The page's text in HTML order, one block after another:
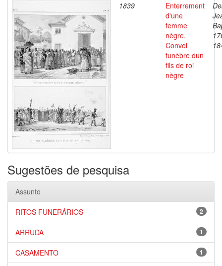
1839
Enterrement
d'une
femme
nègre.
Convoi
funèbre dun
fils de roi
nègre
Sugestões de pesquisa
Assunto
2
RITOS FUNERÁRIOS
1
ARRUDA
1
CASAMENTO